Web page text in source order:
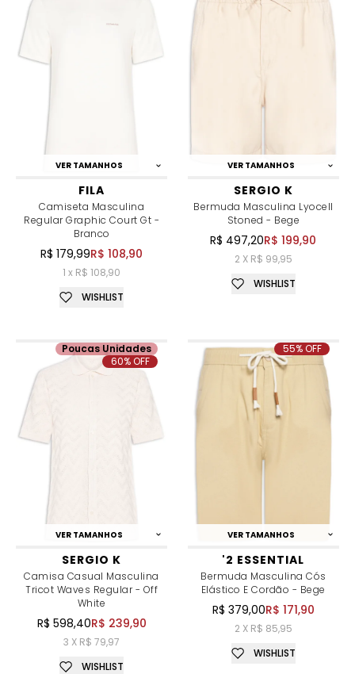
VER TAMANHOS
FILA
Camiseta Masculina
Regular Graphic Court Gt -
Branco
R$ 179,99R$ 108,90
1 x R$ 108,90
WISHLIST
VER TAMANHOS
SERGIO K
Bermuda Masculina Lyocell
Stoned - Bege
R$ 497,20R$ 199,90
2 X R$ 99,95
WISHLIST
VER TAMANHOS
SERGIO K
Camisa Casual Masculina
Tricot Waves Regular - Off
White
R$ 598,40R$ 239,90
3 X R$ 79,97
Poucas Unidades
60% OFF
WISHLIST
VER TAMANHOS
'2 ESSENTIAL
Bermuda Masculina Cós
Elástico E Cordão - Bege
R$ 379,00R$ 171,90
2 X R$ 85,95
55% OFF
WISHLIST